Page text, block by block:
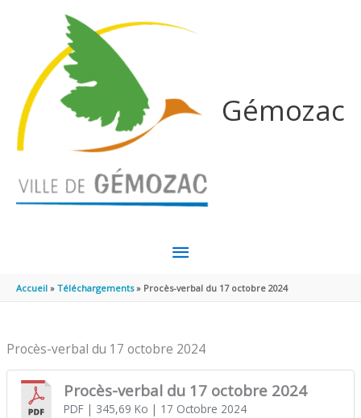
Gémozac
MENU
PRINCIPAL
Accueil Téléchargements Procès-verbal du 17 octobre 2024
Procès-verbal du 17 octobre 2024
Procès-verbal du 17 octobre 2024
PDF| 345,69 Ko | 17 Octobre 2024